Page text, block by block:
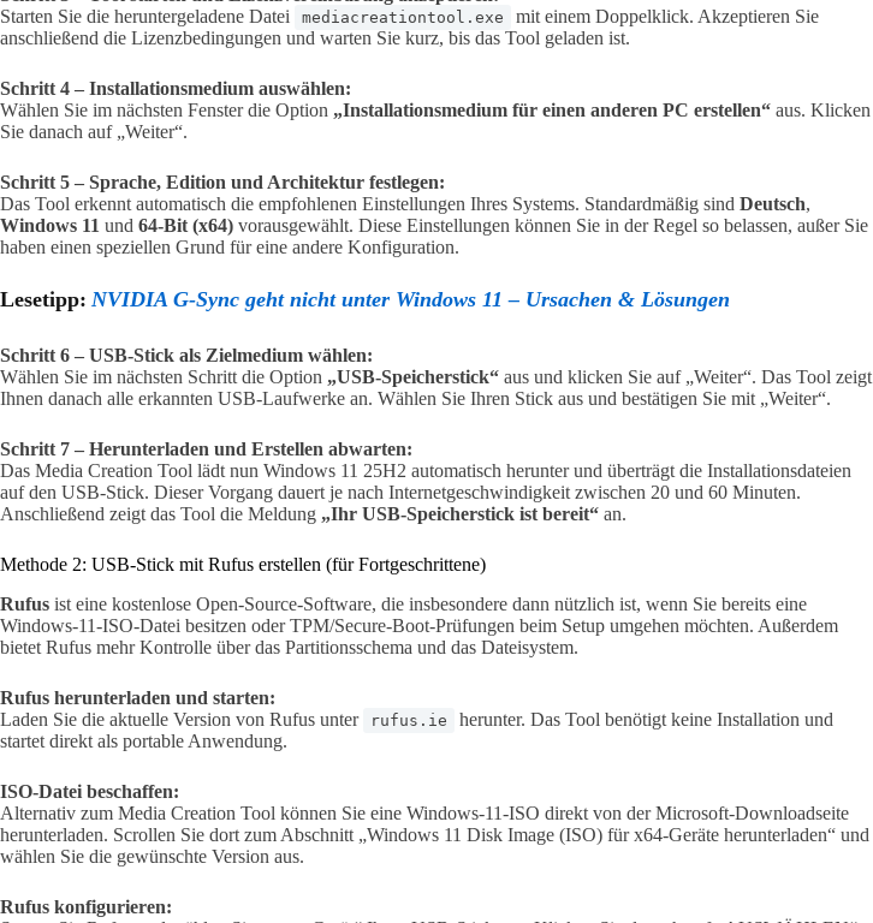
Starten Sie die heruntergeladene Datei
mediacreationtool.exe
mit einem Doppelklick. Akzeptieren Sie
anschließend die Lizenzbedingungen und warten Sie kurz, bis das Tool geladen ist.
Schritt 4 – Installationsmedium auswählen:
Wählen Sie im nächsten Fenster die Option „Installationsmedium für einen anderen PC erstellen“ aus. Klicken
Sie danach auf „Weiter“.
Schritt 5 – Sprache, Edition und Architektur festlegen:
Das Tool erkennt automatisch die empfohlenen Einstellungen Ihres Systems. Standardmäßig sind Deutsch,
Windows 11 und 64-Bit (x64) vorausgewählt. Diese Einstellungen können Sie in der Regel so belassen, außer Sie
haben einen speziellen Grund für eine andere Konfiguration.
Lesetipp: NVIDIA G-Sync geht nicht unter Windows 11 – Ursachen & Lösungen
Schritt 6 – USB-Stick als Zielmedium wählen:
Wählen Sie im nächsten Schritt die Option „USB-Speicherstick“ aus und klicken Sie auf „Weiter“. Das Tool zeigt
Ihnen danach alle erkannten USB-Laufwerke an. Wählen Sie Ihren Stick aus und bestätigen Sie mit „Weiter“.
Schritt 7 – Herunterladen und Erstellen abwarten:
Das Media Creation Tool lädt nun Windows 11 25H2 automatisch herunter und überträgt die Installationsdateien
auf den USB-Stick. Dieser Vorgang dauert je nach Internetgeschwindigkeit zwischen 20 und 60 Minuten.
Anschließend zeigt das Tool die Meldung „Ihr USB-Speicherstick ist bereit“ an.
Methode 2: USB-Stick mit Rufus erstellen (für Fortgeschrittene)
Rufus ist eine kostenlose Open-Source-Software, die insbesondere dann nützlich ist, wenn Sie bereits eine
Windows-11-ISO-Datei besitzen oder TPM/Secure-Boot-Prüfungen beim Setup umgehen möchten. Außerdem
bietet Rufus mehr Kontrolle über das Partitionsschema und das Dateisystem.
Rufus herunterladen und starten:
Laden Sie die aktuelle Version von Rufus unter
rufus.ie
herunter. Das Tool benötigt keine Installation und
startet direkt als portable Anwendung.
ISO-Datei beschaffen:
Alternativ zum Media Creation Tool können Sie eine Windows-11-ISO direkt von der Microsoft-Downloadseite
herunterladen. Scrollen Sie dort zum Abschnitt „Windows 11 Disk Image (ISO) für x64-Geräte herunterladen“ und
wählen Sie die gewünschte Version aus.
Rufus konfigurieren: